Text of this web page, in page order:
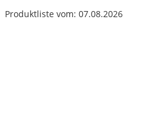
Produktliste vom: 07.08.2026